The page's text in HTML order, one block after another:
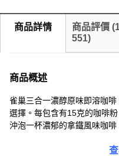
商品詳情 商品評價 (
551)
商品概述
雀巢三合一濃醇原味即溶咖
選擇。每包含有15克的咖啡
沖泡一杯濃郁的拿鐵風味咖啡
論在家中、辦公室或旅途中